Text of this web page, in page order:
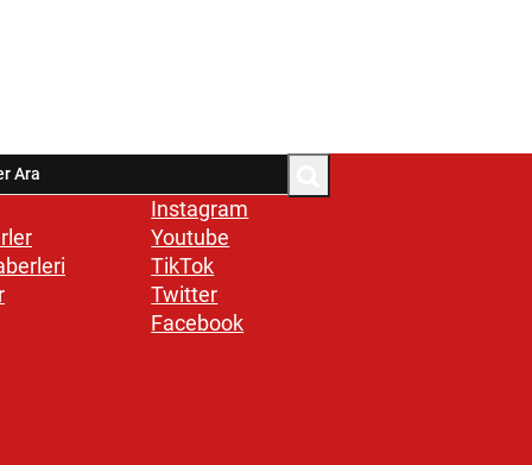
Instagram
Youtube
TikTok
Twitter
Facebook